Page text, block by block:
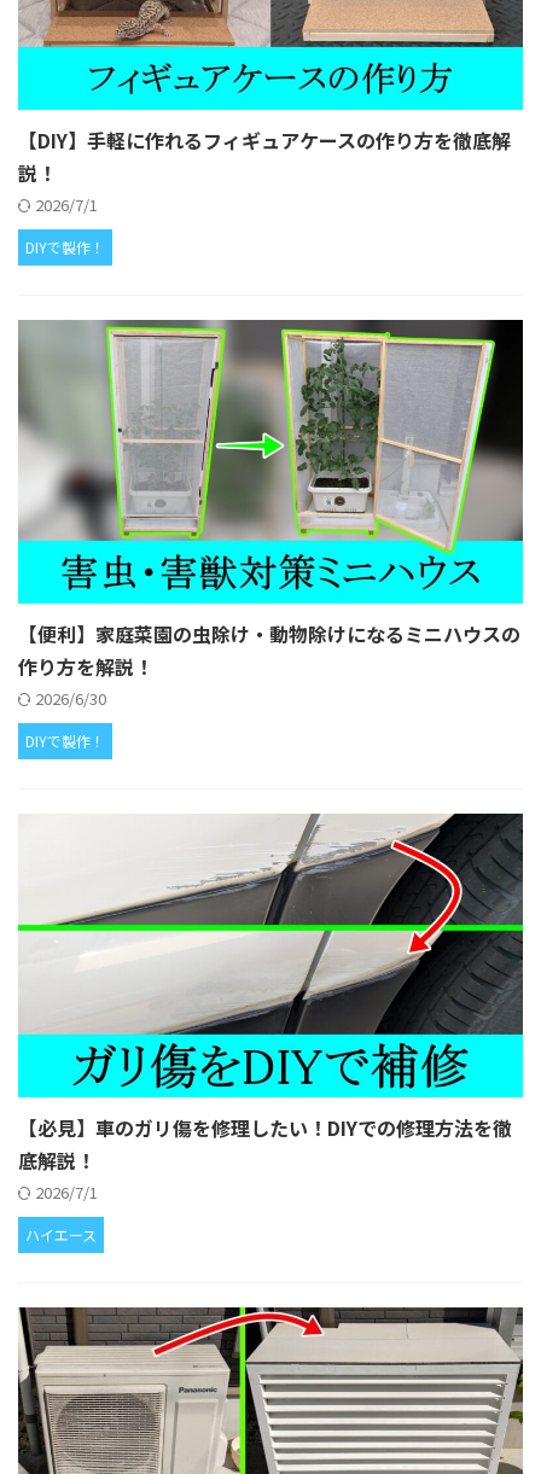
【DIY】手軽に作れるフィギュアケースの作り方を徹底解
説！
2026/7/1
DIYで製作！
【便利】家庭菜園の虫除け・動物除けになるミニハウスの
作り方を解説！
2026/6/30
DIYで製作！
【必見】車のガリ傷を修理したい！DIYでの修理方法を徹
底解説！
2026/7/1
ハイエース